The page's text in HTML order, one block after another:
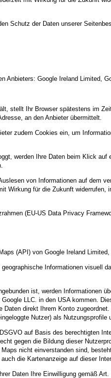
Schutz der Daten unserer
Anbieters: Google Ireland Limited,
stellt Ihr Browser spätestens im
an den Anbieter übermittelt.
zudem Cookies ein, um
werden Ihre Daten beim Klick
von Informationen auf dem
für die Zukunft widerrufen,
(EU-US Data Privacy
(API) von Google Ireland
Informationen visuell
ist, werden Informationen
LLC. in den USA kommen.
direkt Ihrem Konto
Nutzer) als Nutzungsprofile
auf Basis des berechtigten
gegen die Bildung dieser
nicht einverstanden sind,
die Kartenanzeige auf dieser
Daten Ihre Einwilligung gemäß